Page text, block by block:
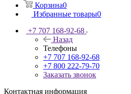
Корзина0
Избранные товары0
+7 707 168-92-68
Назад
Телефоны
+7 707 168-92-68
+7 800 222-79-70
Заказать звонок
Контактная информация